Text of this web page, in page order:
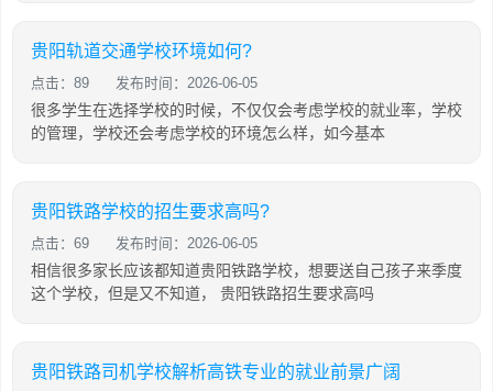
贵阳轨道交通学校环境如何?
点击：89 发布时间：2026-06-05
很多学生在选择学校的时候，不仅仅会考虑学校的就业率，学校
的管理，学校还会考虑学校的环境怎么样，如今基本
贵阳铁路学校的招生要求高吗?
点击：69 发布时间：2026-06-05
相信很多家长应该都知道贵阳铁路学校，想要送自己孩子来季度
这个学校，但是又不知道， 贵阳铁路招生要求高吗
贵阳铁路司机学校解析高铁专业的就业前景广阔